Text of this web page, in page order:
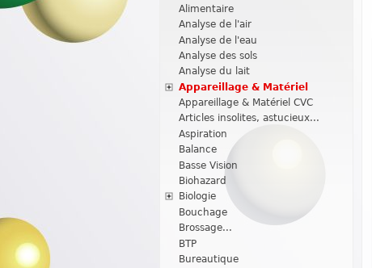
Alimentaire
Analyse de l'air
Analyse de l'eau
Analyse des sols
Analyse du lait
Appareillage & Matériel
Appareillage & Matériel CVC
Articles insolites, astucieux...
Aspiration
Balance
Basse Vision
Biohazard
Biologie
Bouchage
Brossage...
BTP
Bureautique